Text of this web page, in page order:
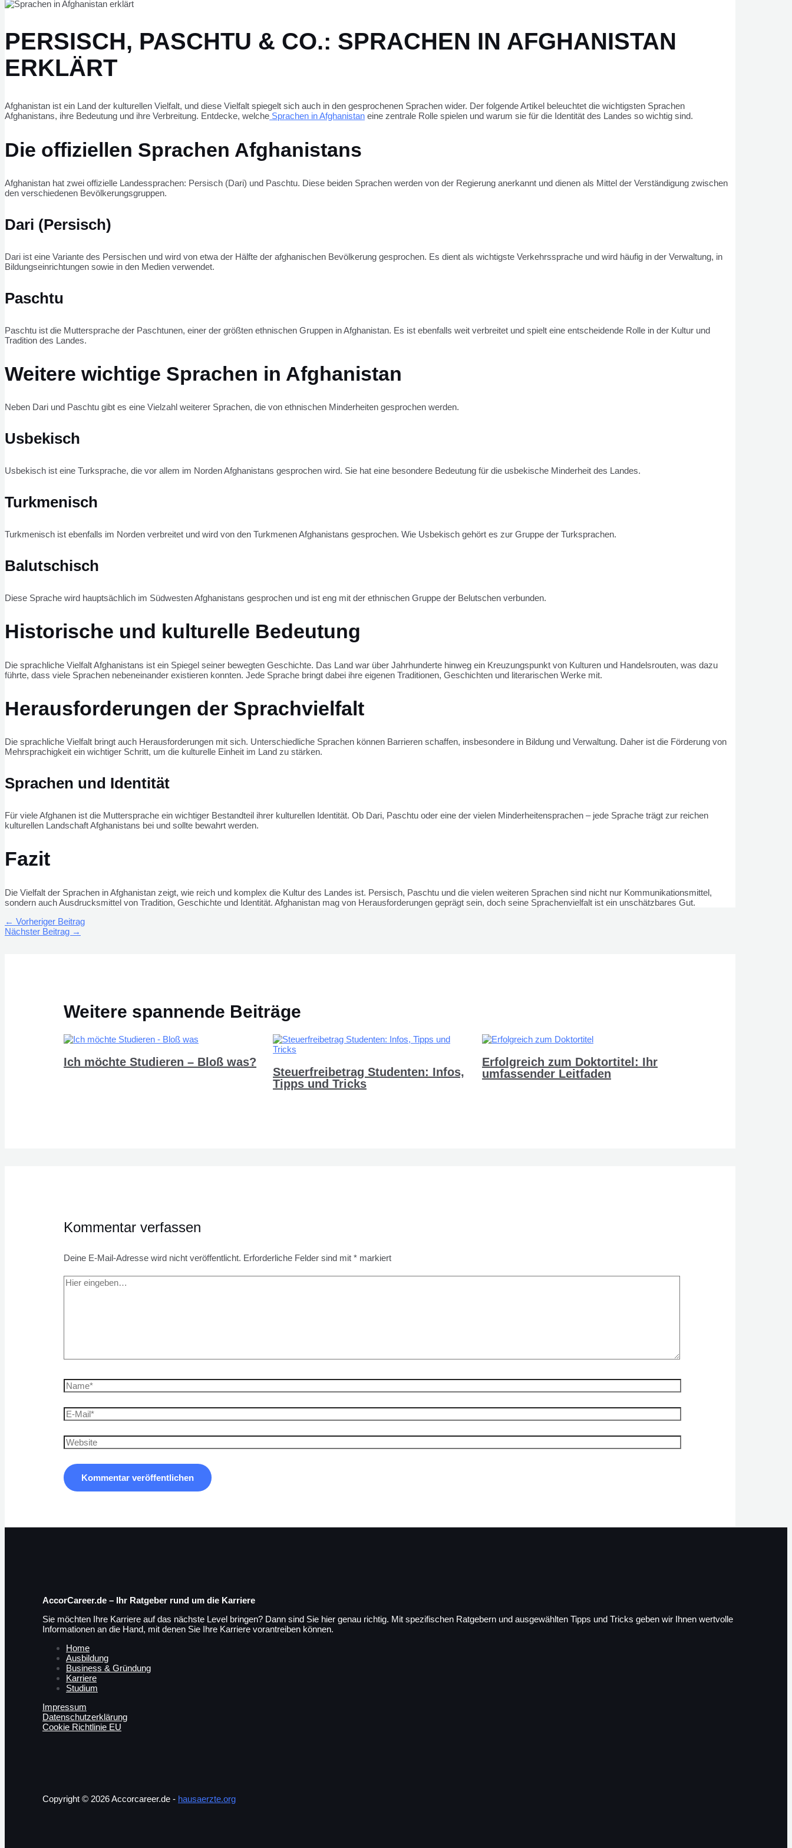
PERSISCH, PASCHTU & CO.: SPRACHEN IN AFGHANISTAN
ERKLÄRT
Afghanistan ist ein Land der kulturellen Vielfalt, und diese Vielfalt spiegelt sich auch in den gesprochenen Sprachen wider. Der folgende Artikel beleuchtet die wichtigsten Sprachen
Afghanistans, ihre Bedeutung und ihre Verbreitung. Entdecke, welche Sprachen in Afghanistan eine zentrale Rolle spielen und warum sie für die Identität des Landes so wichtig sind.
Die offiziellen Sprachen Afghanistans
Afghanistan hat zwei offizielle Landessprachen: Persisch (Dari) und Paschtu. Diese beiden Sprachen werden von der Regierung anerkannt und dienen als Mittel der Verständigung zwischen
den verschiedenen Bevölkerungsgruppen.
Dari (Persisch)
Dari ist eine Variante des Persischen und wird von etwa der Hälfte der afghanischen Bevölkerung gesprochen. Es dient als wichtigste Verkehrssprache und wird häufig in der Verwaltung, in
Bildungseinrichtungen sowie in den Medien verwendet.
Paschtu
Paschtu ist die Muttersprache der Paschtunen, einer der größten ethnischen Gruppen in Afghanistan. Es ist ebenfalls weit verbreitet und spielt eine entscheidende Rolle in der Kultur und
Tradition des Landes.
Weitere wichtige Sprachen in Afghanistan
Neben Dari und Paschtu gibt es eine Vielzahl weiterer Sprachen, die von ethnischen Minderheiten gesprochen werden.
Usbekisch
Usbekisch ist eine Turksprache, die vor allem im Norden Afghanistans gesprochen wird. Sie hat eine besondere Bedeutung für die usbekische Minderheit des Landes.
Turkmenisch
Turkmenisch ist ebenfalls im Norden verbreitet und wird von den Turkmenen Afghanistans gesprochen. Wie Usbekisch gehört es zur Gruppe der Turksprachen.
Balutschisch
Diese Sprache wird hauptsächlich im Südwesten Afghanistans gesprochen und ist eng mit der ethnischen Gruppe der Belutschen verbunden.
Historische und kulturelle Bedeutung
Die sprachliche Vielfalt Afghanistans ist ein Spiegel seiner bewegten Geschichte. Das Land war über Jahrhunderte hinweg ein Kreuzungspunkt von Kulturen und Handelsrouten, was dazu
führte, dass viele Sprachen nebeneinander existieren konnten. Jede Sprache bringt dabei ihre eigenen Traditionen, Geschichten und literarischen Werke mit.
Herausforderungen der Sprachvielfalt
Die sprachliche Vielfalt bringt auch Herausforderungen mit sich. Unterschiedliche Sprachen können Barrieren schaffen, insbesondere in Bildung und Verwaltung. Daher ist die Förderung von
Mehrsprachigkeit ein wichtiger Schritt, um die kulturelle Einheit im Land zu stärken.
Sprachen und Identität
Für viele Afghanen ist die Muttersprache ein wichtiger Bestandteil ihrer kulturellen Identität. Ob Dari, Paschtu oder eine der vielen Minderheitensprachen – jede Sprache trägt zur reichen
kulturellen Landschaft Afghanistans bei und sollte bewahrt werden.
Fazit
Die Vielfalt der Sprachen in Afghanistan zeigt, wie reich und komplex die Kultur des Landes ist. Persisch, Paschtu und die vielen weiteren Sprachen sind nicht nur Kommunikationsmittel,
sondern auch Ausdrucksmittel von Tradition, Geschichte und Identität. Afghanistan mag von Herausforderungen geprägt sein, doch seine Sprachenvielfalt ist ein unschätzbares Gut.
← Vorheriger Beitrag
Nächster Beitrag →
Weitere spannende Beiträge
Ich möchte Studieren – Bloß was?
Steuerfreibetrag Studenten: Infos,
Tipps und Tricks
Erfolgreich zum Doktortitel: Ihr
umfassender Leitfaden
Kommentar verfassen
Deine E-Mail-Adresse wird nicht veröffentlicht. Erforderliche Felder sind mit* markiert
AccorCareer.de – Ihr Ratgeber rund um die Karriere
Sie möchten Ihre Karriere auf das nächste Level bringen? Dann sind Sie hier genau richtig. Mit spezifischen Ratgebern und ausgewählten Tipps und Tricks geben wir Ihnen wertvolle
Informationen an die Hand, mit denen Sie Ihre Karriere vorantreiben können.
Home
Ausbildung
Business & Gründung
Karriere
Studium
Impressum
Datenschutzerklärung
Cookie Richtlinie EU
Copyright © 2026 Accorcareer.de - hausaerzte.org